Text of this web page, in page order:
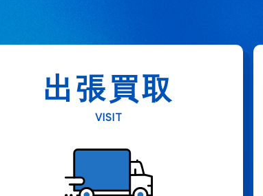
出張買取
VISIT